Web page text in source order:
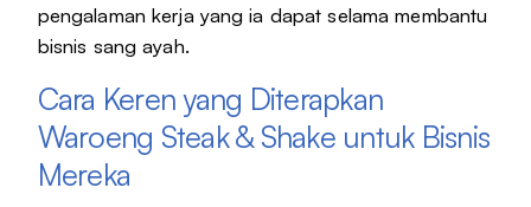
pengalaman kerja yang ia dapat selama membantu
bisnis sang ayah.
Cara Keren yang Diterapkan
Waroeng Steak & Shake untuk Bisnis
Mereka